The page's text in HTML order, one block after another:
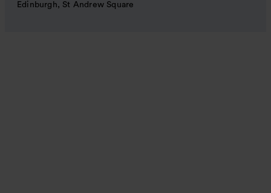
Edinburgh, St Andrew Square